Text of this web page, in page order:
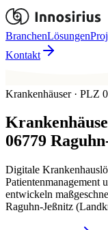
BranchenLösungen
Kontakt
Krankenhäuser · PLZ
06779
Digitale
Patientenmanagement
entwickeln
Raguhn-Jeßnitz